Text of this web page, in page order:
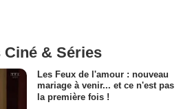
Ciné & Séries
Les Feux de l'amour : nouveau
mariage à venir... et ce n'est pas
la première fois !